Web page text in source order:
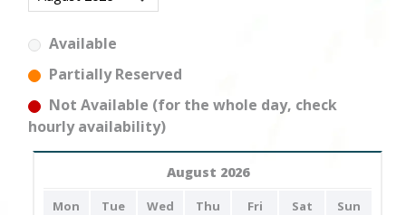
Available
Partially Reserved
Not Available (for the whole day, check
hourly availability)
August 2026
Mon Tue Wed Thu Fri Sat Sun